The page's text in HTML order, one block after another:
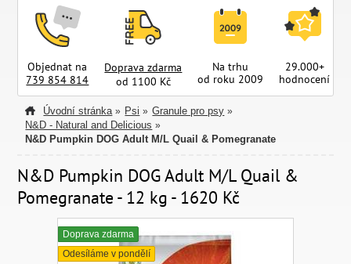
Objednat na
739 854 814
Doprava zdarma
od 1100 Kč
Na trhu
od roku 2009
29.000+
hodnocení
Úvodní stránka » Psi » Granule pro psy »
N&D - Natural and Delicious »
N&D Pumpkin DOG Adult M/L Quail & Pomegranate
N&D Pumpkin DOG Adult M/L Quail &
Pomegranate - 12 kg - 1620 Kč
Doprava zdarma
Odesíláme v pondělí